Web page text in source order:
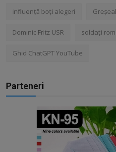
influență boți alegeri
Dominic Fritz USR soldați
Ghid ChatGPT YouTube
Parteneri